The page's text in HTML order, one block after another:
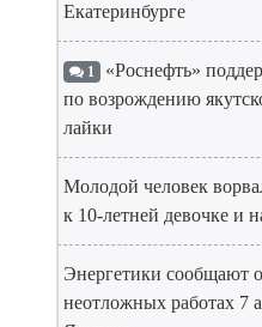
Екатеринбурге
1 «Роснефть»
по возрождению
лайки
Молодой человек
к 10-летней девочке и
Энергетики сообщают
неотложных работах 7